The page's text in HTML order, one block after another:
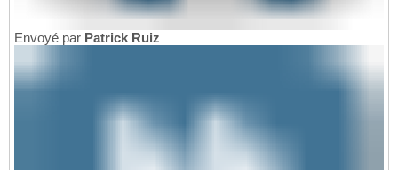
Envoyé par Patrick Ruiz